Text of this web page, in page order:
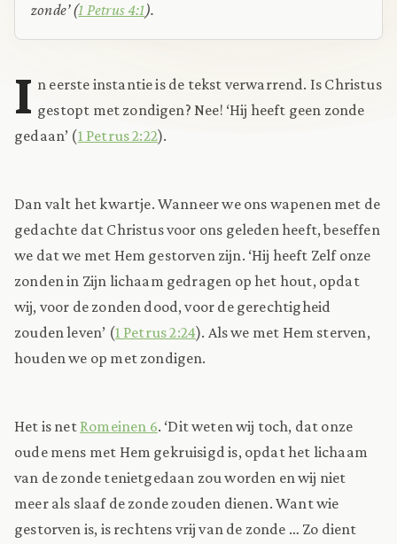
zonde’(1 Petrus 4:1).
I n eerste instantie is de tekst verwarrend. Is Christus
gestopt met zondigen? Nee! ‘Hij heeft geen zonde
gedaan’ (1 Petrus 2:22).
Dan valt het kwartje. Wanneer we ons wapenen met de
gedachte dat Christus voor ons geleden heeft, beseffen
we dat we met Hem gestorven zijn. ‘Hij heeft Zelf onze
zonden in Zijn lichaam gedragen op het hout, opdat
wij, voor de zonden dood, voor de gerechtigheid
zouden leven’ (1 Petrus 2:24). Als we met Hem sterven,
houden we op met zondigen.
Het is net Romeinen 6. ‘Dit weten wij toch, dat onze
oude mens met Hem gekruisigd is, opdat het lichaam
van de zonde tenietgedaan zou worden en wij niet
meer als slaaf de zonde zouden dienen. Want wie
gestorven is, is rechtens vrij van de zonde … Zo dient